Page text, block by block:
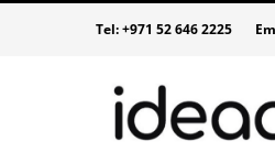
Tel:+971 52 646 2225